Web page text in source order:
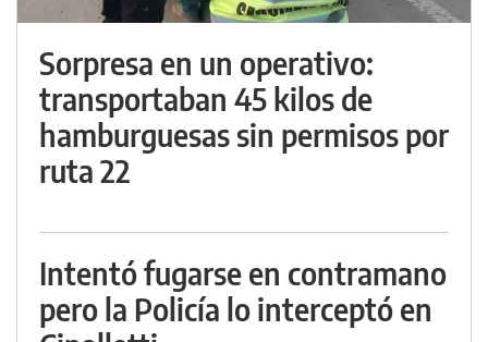
Sorpresa en un operativo:
transportaban 45 kilos de
hamburguesas sin permisos por
ruta 22
Intentó fugarse en contramano
pero la Policía lo interceptó en